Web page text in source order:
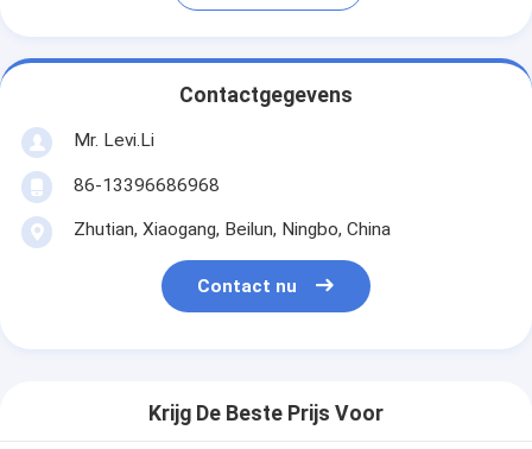
Contactgegevens
Mr. Levi.Li
86-13396686968
Zhutian, Xiaogang, Beilun, Ningbo, China
Contact nu
Krijg De Beste Prijs Voor